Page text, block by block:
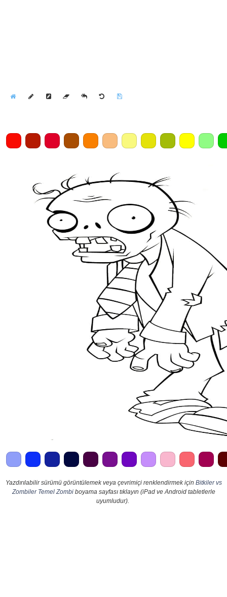
Yazdırılabilir sürümü görüntülemek veya çevrimiçi renklendirmek için Bitkiler vs
Zombiler Temel Zombiboyama sayfası tıklayın (iPad ve Android tabletlerle
uyumludur).